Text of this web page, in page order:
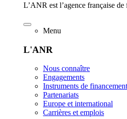
L’ANR est l’agence française
Menu
L'ANR
Nous connaître
Engagements
Instruments de financement
Partenariats
Europe et international
Carrières et emplois